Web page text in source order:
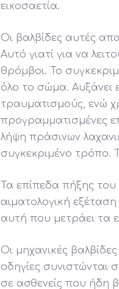
εικοσαετία.
Οι βαλβίδες αυτές
Αυτό γιατί για να
θρόμβοι. Το
όλο το σώμα. Αυξάνει
τραυματισμούς, ενώ
προγραμματισμένες
λήψη πράσινων
συγκεκριμένο τρόπο.
Τα επίπεδα πήξης του
αιματολογική
αυτή που μετράει τα
Οι μηχανικές
οδηγίες συνιστώνται
σε ασθενείς που ήδη